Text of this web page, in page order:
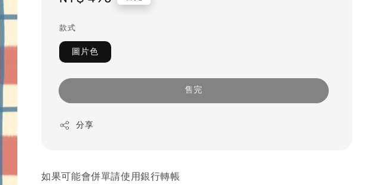
款式
圖片色
售完
分享
如果可能會併單請使用銀行轉帳